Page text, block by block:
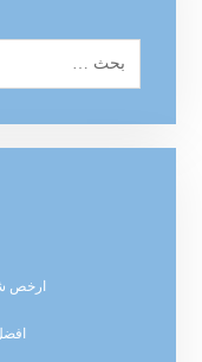
ارخص